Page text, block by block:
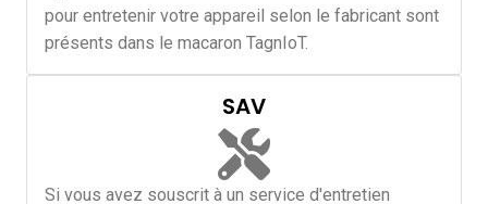
pour entretenir votre appareil selon le fabricant sont
présents dans le macaron TagnIoT.
SAV
Si vous avez souscrit à un service d'entretien